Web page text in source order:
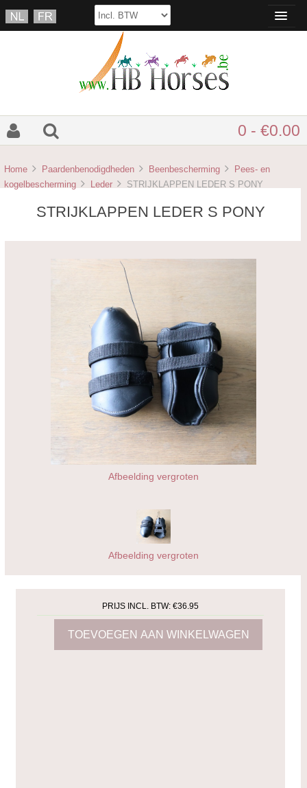
0 - €0.00
Home Paardenbenodigdheden Beenbescherming
Pees- en
kogelbescherming
Leder STRIJKLAPPEN LEDER S PONY
STRIJKLAPPEN LEDER S PONY
Afbeelding vergroten
Afbeelding vergroten
PRIJS INCL. BTW:€36.95